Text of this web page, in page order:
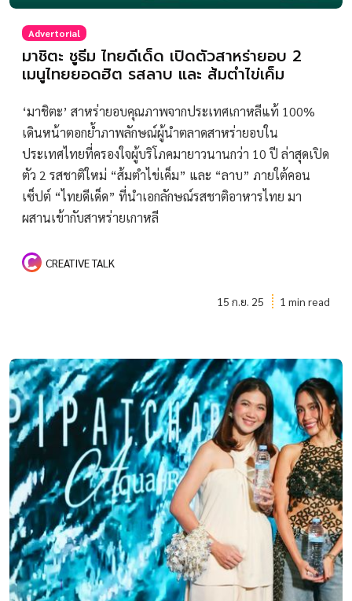
Advertorial
มาชิตะ ชูธีม ไทยดีเด็ด เปิดตัวสาหร่ายอบ 2
เมนูไทยยอดฮิต รสลาบ และ ส้มตำไข่เค็ม
‘มาชิตะ’ สาหร่ายอบคุณภาพจากประเทศเกาหลีแท้ 100%
เดินหน้าตอกย้ำภาพลักษณ์ผู้นำตลาดสาหร่ายอบใน
ประเทศไทยที่ครองใจผู้บริโภคมายาวนานกว่า 10 ปี ล่าสุดเปิด
ตัว 2 รสชาติใหม่ “ส้มตำไข่เค็ม” และ “ลาบ” ภายใต้คอน
เซ็ปต์ “ไทยดีเด็ด” ที่นำเอกลักษณ์รสชาติอาหารไทย มา
ผสานเข้ากับสาหร่ายเกาหลี
CREATIVE TALK
15 ก.ย. 25 1 min read